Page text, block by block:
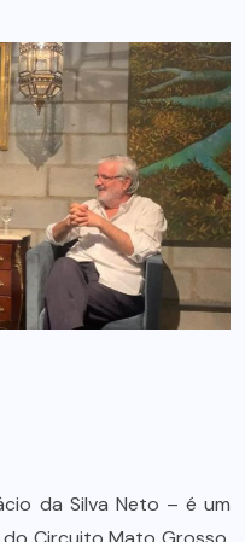
da Silva Neto – é um